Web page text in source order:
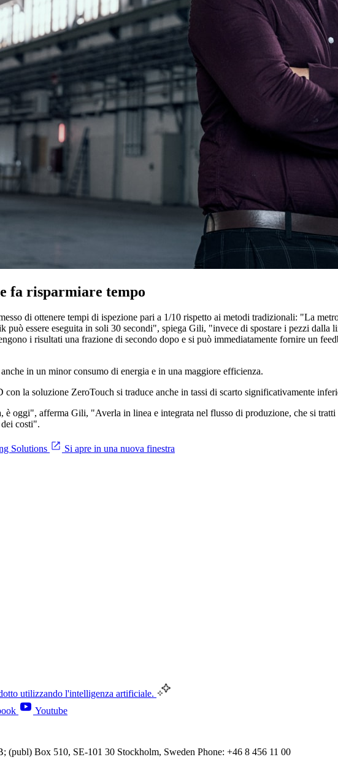
fa risparmiare tempo
di ottenere tempi di ispezione pari a 1/10 rispetto ai metodi tradizionali: "La
può essere eseguita in soli 30 secondi", spiega Gili, "invece di spostare i pezzi
i risultati una frazione di secondo dopo e si può immediatamente fornire un
in un minor consumo di energia e in una maggiore efficienza.
la soluzione ZeroTouch si traduce anche in tassi di scarto significativamente
oggi", afferma Gili, "Averla in linea e integrata nel flusso di produzione, che si
costi".
Solutions
Si apre in una nuova finestra
utilizzando l'intelligenza artificiale.
Youtube
Box 510, SE-101 30 Stockholm, Sweden Phone: +46 8 456 11 00